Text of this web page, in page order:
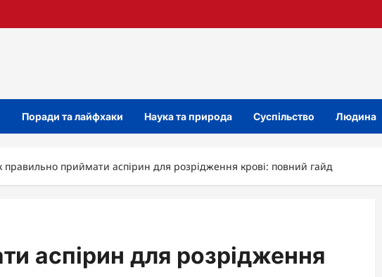
Поради та лайфхаки Наука та природа Суспільство Людина
правильно приймати аспірин для розрідження крові: повний гайд
аспірин для розрідження